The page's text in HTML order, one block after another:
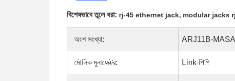
বিশেষভাবে তুলে ধরা: rj-45 ethernet jack, modular jacks
অংশ সংখ্যা: ARJ11B-
মৌলিক মুনাফেক্টর: Link-পিপি